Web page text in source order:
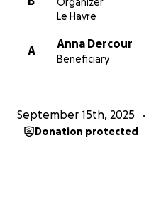
Le Havre
A
Anna Dercour
Beneficiary
September 15th, 2025
Donation protected